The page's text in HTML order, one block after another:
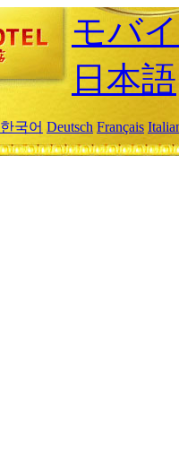
モバ
日本語
한국어 Deutsch Français